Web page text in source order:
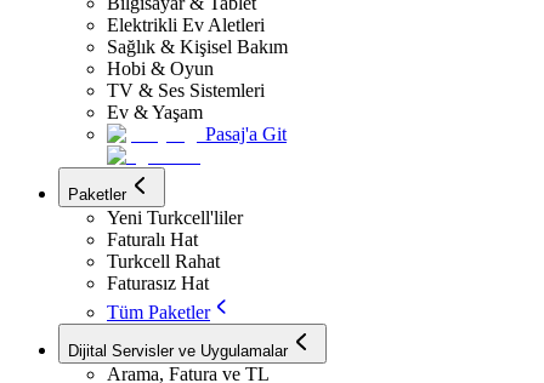
Elektrikli Ev Aletleri
Sağlık & Kişisel Bakım
Hobi & Oyun
TV & Ses Sistemleri
Ev & Yaşam
Pasaj'a Git
Paketler
Yeni Turkcell'liler
Faturalı Hat
Turkcell Rahat
Faturasız Hat
Tüm Paketler
Dijital Servisler ve Uygulamalar
Arama, Fatura ve TL